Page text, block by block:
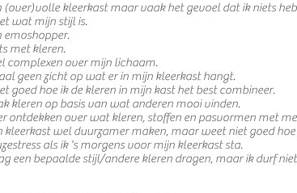
(over)volle kleerkast maar vaak het gevoel dat ik niets
wat mijn stijl is.
emoshopper.
met kleren.
complexen over mijn lichaam.
geen zicht op wat er in mijn kleerkast hangt.
goed hoe ik de kleren in mijn kast het best combineer.
kleren op basis van wat anderen mooi vinden.
ontdekken over wat kleren, stoffen en pasvormen met
kleerkast wel duurzamer maken, maar weet niet goed
als ik 's morgens voor mijn kleerkast sta.
een bepaalde stijl/andere kleren dragen, maar ik durf